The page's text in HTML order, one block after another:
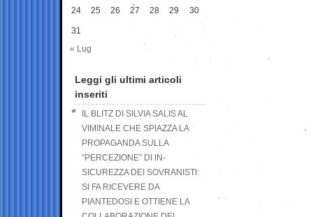
24 25 26 27 28 29 30
31
« Lug
Leggi gli ultimi articoli
inseriti
IL BLITZ DI SILVIA SALIS AL
VIMINALE CHE SPIAZZA LA
PROPAGANDA SULLA
“PERCEZIONE” DI IN-
SICUREZZA DEI SOVRANISTI:
SI FA RICEVERE DA
PIANTEDOSI E OTTIENE LA